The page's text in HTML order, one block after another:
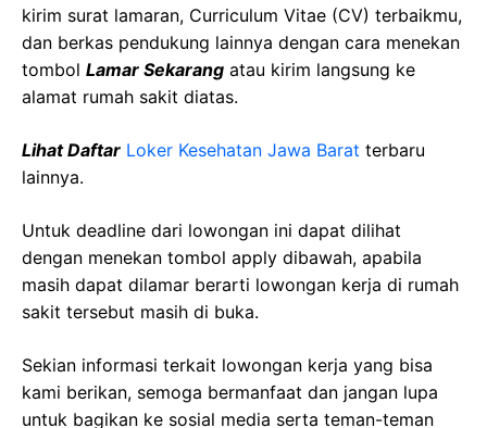
kirim surat lamaran, Curriculum Vitae (CV) terbaikmu,
dan berkas pendukung lainnya dengan cara menekan
tombol Lamar Sekarang atau kirim langsung ke
alamat rumah sakit diatas.
Lihat Daftar Loker Kesehatan Jawa Barat terbaru
lainnya.
Untuk deadline dari lowongan ini dapat dilihat
dengan menekan tombol apply dibawah, apabila
masih dapat dilamar berarti lowongan kerja di rumah
sakit tersebut masih di buka.
Sekian informasi terkait lowongan kerja yang bisa
kami berikan, semoga bermanfaat dan jangan lupa
untuk bagikan ke sosial media serta teman-teman